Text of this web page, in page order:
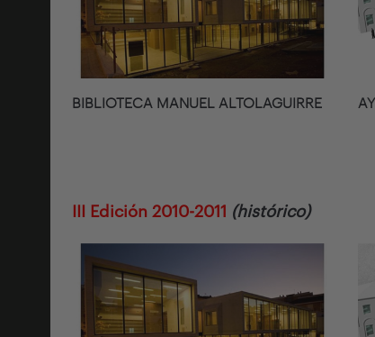
BIBLIOTECA MANUEL ALTOLAGUIRRE
III Edición 2010-2011 (histórico)